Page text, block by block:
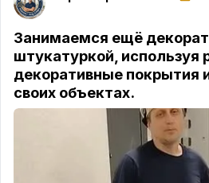
Занимаемся ещё
штукатуркой, используя
декоративные покрытия
своих объектах.